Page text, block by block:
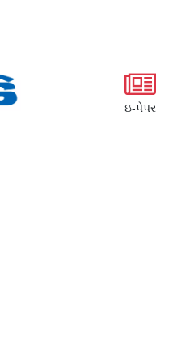
ઇ-પેપર